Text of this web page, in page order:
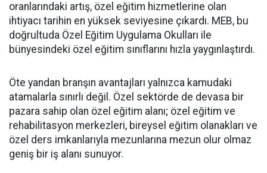
oranlarındaki artış, özel eğitim hizmetlerine olan
ihtiyacı tarihin en yüksek seviyesine çıkardı. MEB, bu
doğrultuda Özel Eğitim Uygulama Okulları ile
bünyesindeki özel eğitim sınıflarını hızla yaygınlaştırdı.
​Öte yandan branşın avantajları yalnızca kamudaki
atamalarla sınırlı değil. Özel sektörde de devasa bir
pazara sahip olan özel eğitim alanı; özel eğitim ve
rehabilitasyon merkezleri, bireysel eğitim olanakları ve
özel ders imkanlarıyla mezunlarına mezun olur olmaz
geniş bir iş alanı sunuyor.